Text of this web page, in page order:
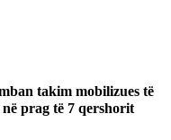
takim mobilizues të
prag të 7 qershorit